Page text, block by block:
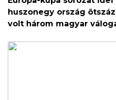
huszonegy ország
volt három magyar